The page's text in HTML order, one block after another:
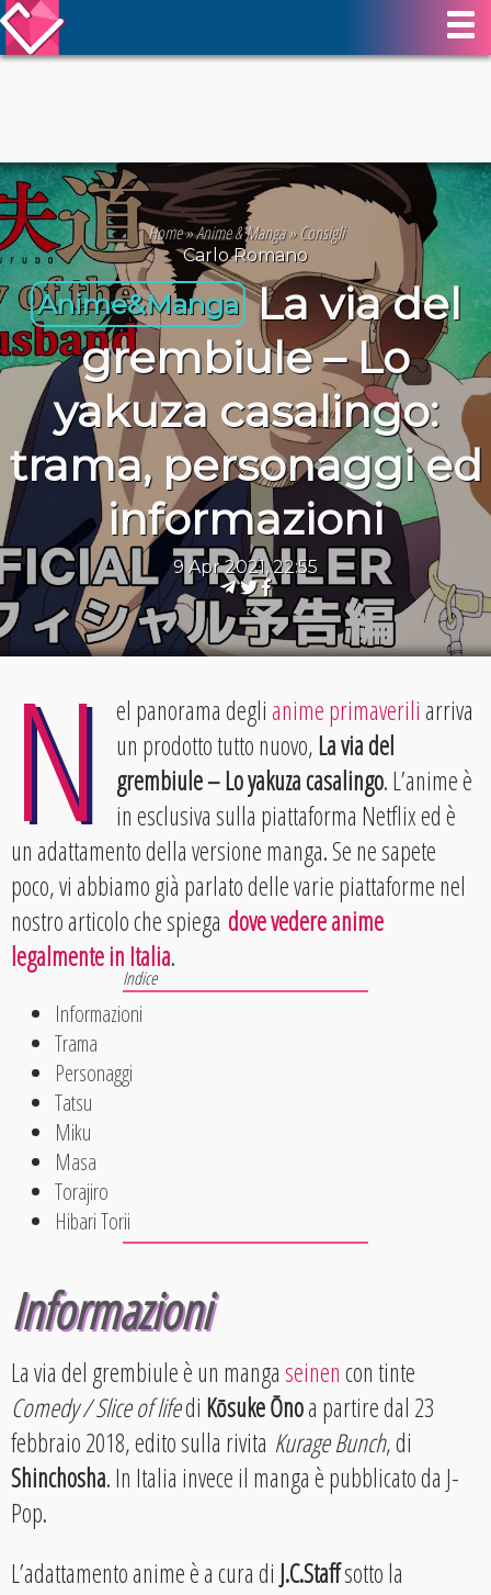
Home»Anime & Manga»Consigli
Carlo Romano
Anime&Manga La via del
grembiule – Lo
yakuza casalingo:
trama, personaggi ed
informazioni
9 Apr 2021, 22:55
N el panorama deglianime primaverili arriva
un prodotto tutto nuovo,La via del
grembiule – Lo yakuza casalingo. L’anime è
in esclusiva sulla piattaforma Netflix ed è
un adattamento della versione manga. Se ne sapete
poco, vi abbiamo già parlato delle varie piattaforme nel
nostro articolo che spiega dove vedere anime
legalmente in Italia.
Informazioni
Trama
Personaggi
Tatsu
Miku
Masa
Torajiro
Hibari Torii
Informazioni
La via del grembiule è un mangaseinencon tinte
Comedy / Slice of lifedi Kōsuke Ōnoa partire dal 23
febbraio 2018, edito sulla rivita Kurage Bunch, di
Shinchosha. In Italia invece il manga è pubblicato da J-
Pop.
L’adattamento anime è a cura di J.C.Staffsotto la